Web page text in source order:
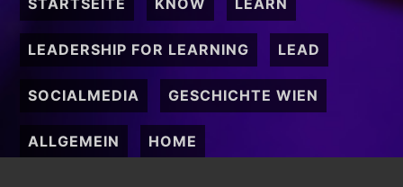
STARTSEITE KNOW LEARN
LEADERSHIP FOR LEARNING LEAD
SOCIALMEDIA GESCHICHTE WIEN
ALLGEMEIN HOME